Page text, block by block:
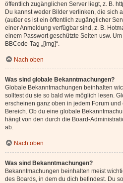
öffentlich zugänglichen Server liegt, z. B.
Du kannst weder Bilder verlinken, die sich
(außer es ist ein öffentlich zugänglicher
einer Anmeldung verfügbar sind, z. B.
einem Passwort geschützte Seiten usw.
BBCode-Tag „[img]“.
Nach oben
Was sind globale Bekanntmachungen?
Globale Bekanntmachungen beinhalten
solltest du sie so bald wie möglich lesen.
erscheinen ganz oben in jedem Forum
Bereich. Ob du eine globale
hängt von den durch die Board-
ab.
Nach oben
Was sind Bekanntmachungen?
Bekanntmachungen beinhalten meist
des Boards, in dem du dich befindest. Du